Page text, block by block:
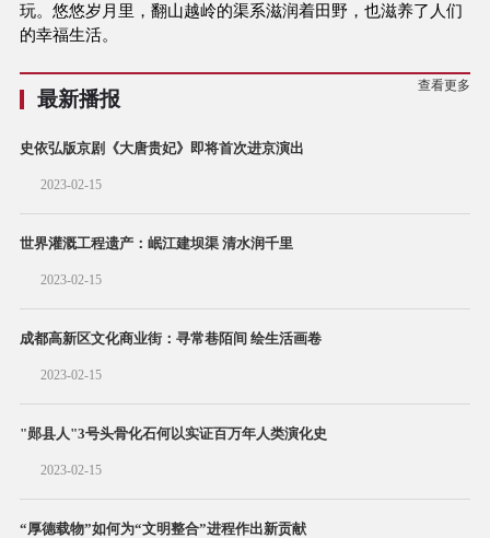
玩。悠悠岁月里，翻山越岭的渠系滋润着田野，也滋养了人们
的幸福生活。
最新播报
查看更多
史依弘版京剧《大唐贵妃》即将首次进京演出
2023-02-15
世界灌溉工程遗产：岷江建坝渠 清水润千里
2023-02-15
成都高新区文化商业街：寻常巷陌间 绘生活画卷
2023-02-15
"郧县人"3号头骨化石何以实证百万年人类演化史
2023-02-15
“厚德载物”如何为“文明整合”进程作出新贡献